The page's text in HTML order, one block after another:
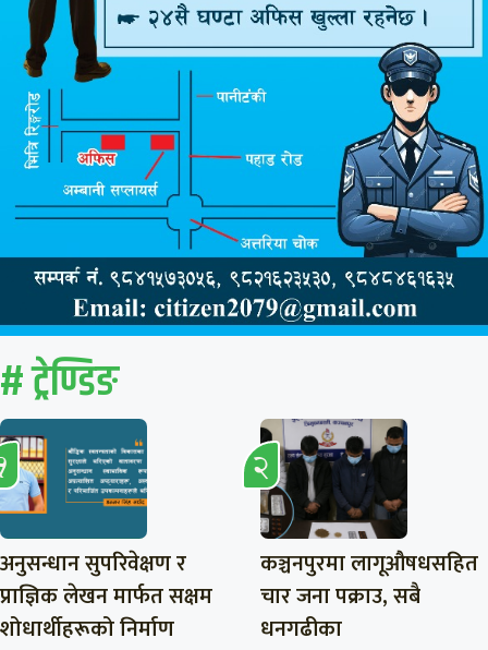
# ट्रेण्डिङ
अनुसन्धान सुपरिवेक्षण र
प्राज्ञिक लेखन मार्फत सक्षम
शोधार्थीहरूको निर्माण
कञ्चनपुरमा लागूऔषधसहित
चार जना पक्राउ, सबै
धनगढीका